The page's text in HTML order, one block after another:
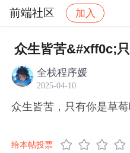
前端社区 加入
社区 前端社区 感慨
众生皆苦&#xff0c;
全栈程序媛
2025-04-10
众生皆苦，只有你是草
给本帖投票